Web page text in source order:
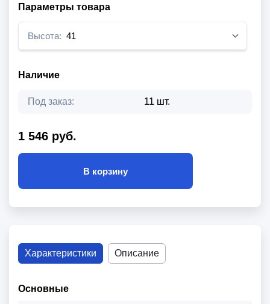
Параметры товара
Высота: 41
Наличие
Под заказ: 11 шт.
1 546 руб.
В корзину
Характеристики Описание
Основные